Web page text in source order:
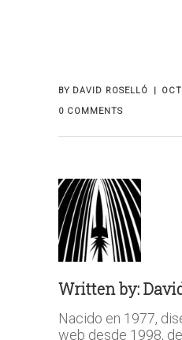
BY DAVID ROSELLÓ
0 COMMENTS
Written by:
Nacido en 1977,
web desde 1998,